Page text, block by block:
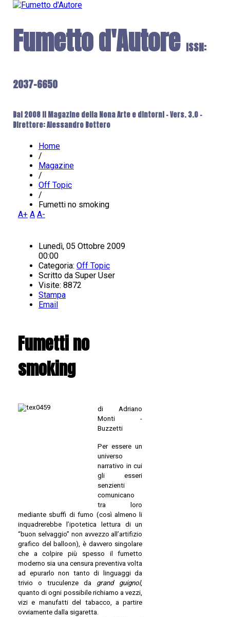
Fumetto d'Autore ISSN:
2037-6650
Dal 2008 il Magazine della Nona Arte e dintorni - Vers. 3.0 -
Direttore: Alessandro Bottero
Home
/
Magazine
/
Off Topic
/
Fumetti no smoking
A+ A A-
Lunedì, 05 Ottobre 2009
00:00
Categoria: Off Topic
Scritto da Super User
Visite: 8872
Stampa
Email
Fumetti no
smoking
di Adriano
Monti -
Buzzetti
Per essere un
universo
narrativo in cui
gli esseri
senzienti
comunicano
tra loro
mediante sbuffi di fumo (così almeno li
inquadrerebbe l’ipotetica lettura di un
“buon selvaggio” non avvezzo all’artifizio
grafico del balloon), è davvero singolare
che a colpire più spesso il fumetto
moderno sia una censura preventiva volta
ad epurarlo non tanto di linguaggi da
trivio o truculenze da grand guignol,
quanto di ogni possibile richiamo a vezzi,
vizi e manufatti del tabacco, a partire
ovviamente dalla sigaretta.